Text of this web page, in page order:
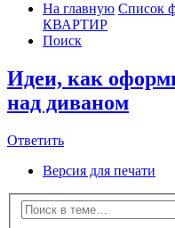
На главную Список
КВАРТИР
Поиск
Идеи, как
над диваном
Ответить
Ответить
Версия для печати